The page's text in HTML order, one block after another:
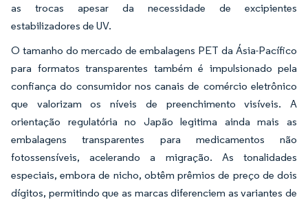
as trocas apesar da necessidade de excipientes
estabilizadores de UV.
O tamanho do mercado de embalagens PET da Ásia-Pacífico
para formatos transparentes também é impulsionado pela
confiança do consumidor nos canais de comércio eletrônico
que valorizam os níveis de preenchimento visíveis. A
orientação regulatória no Japão legitima ainda mais as
embalagens transparentes para medicamentos não
fotossensíveis, acelerando a migração. As tonalidades
especiais, embora de nicho, obtêm prêmios de preço de dois
dígitos, permitindo que as marcas diferenciem as variantes de